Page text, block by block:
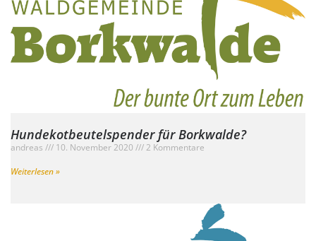
Hundekotbeutelspender für Borkwalde?
andreas 10. November 2020
2 Kommentare
Weiterlesen »